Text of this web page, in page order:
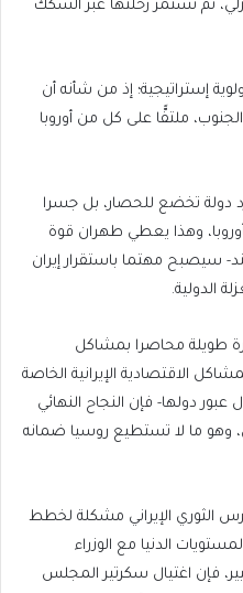
ثم تستمر رحلتها عبر السكك
إستراتيجية؛ إذ من شأنه أن
ملتفًّا على كل من أوروبا
دولة تخضع للحصار، بل جسرا
وهذا يعطي طهران قوة
سيصبح مهتما باستقرار إيران
الدولية.
طويلة محاصرا بمشاكل
الاقتصادية الإيرانية الخاصة
دولها- فإن النجاح النهائي
وهو ما لا تستطيع روسيا ضمانه
الثوري الإيراني مشكلة لخطط
الدنيا مع الوزراء
فإن اغتيال سكرتير المجلس